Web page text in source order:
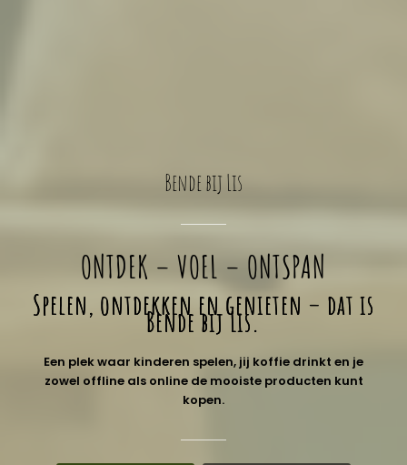
Bende bij Lis
ONTDEK – VOEL – ONTSPAN
Spelen, ontdekken en genieten – dat is
Bende bij Lis.
Een plek waar kinderen spelen, jij koffie drinkt en je
zowel offline als online de mooiste producten kunt
kopen.